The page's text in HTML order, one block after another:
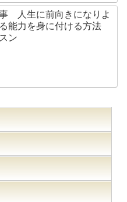
人生に前向きになりよ
能力を身に付ける方法
ン
表示
ー